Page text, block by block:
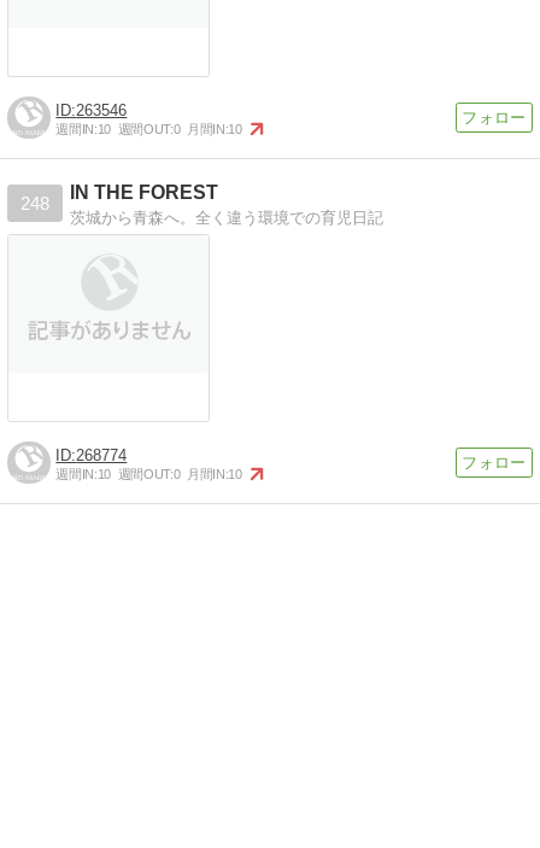
263546
週間IN:10 週間OUT:0 月間IN:10
248
IN THE FOREST
茨城から青森へ。全く違う環境での育児日記
268774
週間IN:10 週間OUT:0 月間IN:10